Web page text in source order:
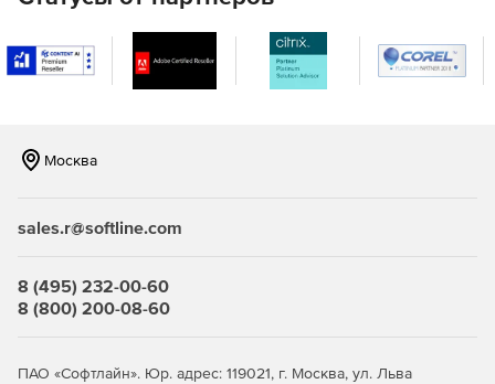
Сдача отчётности в ФНС, ПФР, ФСС, Росстат,
Росалкогольрегулирование (ЕГАИС).
Авторизация на Госуслугах, в Росреестре, на портале
Защищённый электронный документооборот с
Шифрование данных и защита соединений по
протоколу TLS с применением алгоритмов ГОСТ.
Кому пригодится
Москва
sales.r@softline.com
8 (495) 232-00-60
8 (800) 200-08-60
ПАО «Софтлайн». Юр. адрес: 119021, г. Москва, ул. Льва